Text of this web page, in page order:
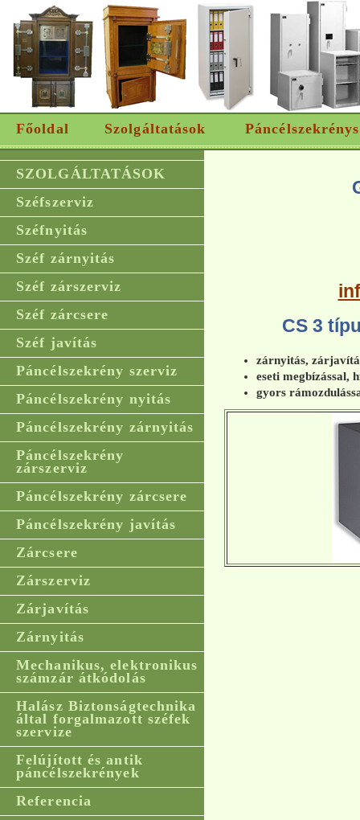
Főoldal Szolgáltatások
SZOLGÁLTATÁSOK
Széfszerviz
Széfnyitás
Széf zárnyitás
Széf zárszerviz
Széf zárcsere
Széf javítás
Páncélszekrény szerviz
Páncélszekrény nyitás
Páncélszekrény zárnyitás
Páncélszekrény
zárszerviz
Páncélszekrény zárcsere
Páncélszekrény javítás
Zárcsere
Zárszerviz
Zárjavítás
Zárnyitás
Mechanikus, elektronikus
számzár átkódolás
Halász Biztonságtechnika
által forgalmazott széfek
szervize
Felújított és antik
páncélszekrények
Referencia
CS 3
zárnyitás,
eseti megbízással,
gyors